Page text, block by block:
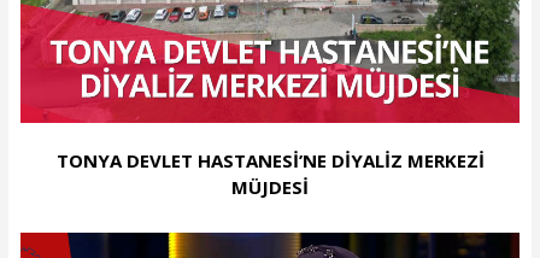
TONYA DEVLET HASTANESİ’NE DİYALİZ MERKEZİ
MÜJDESİ